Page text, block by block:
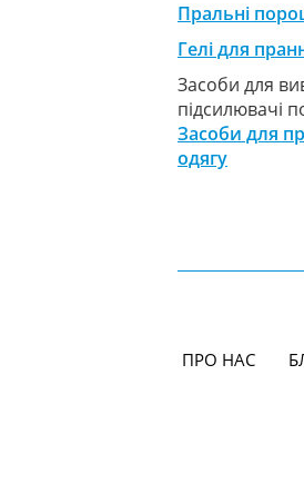
Пральні
Гелі для
Засоби для
підсилювачі
Засоби для
одягу
ПРО НАС